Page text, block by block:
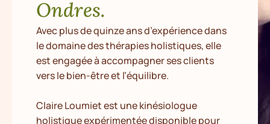
Ondres.
Avec plus de quinze ans d’expérience dans
le domaine des thérapies holistiques, elle
est engagée à accompagner ses clients
vers le bien-être et l’équilibre.
Claire Loumiet est une kinésiologue
holistique expérimentée disponible pour